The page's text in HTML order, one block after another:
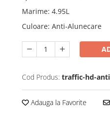
Marime: 4.95L
Culoare: Anti-Alunecare
Cod Produs: traffic-hd-
Adauga la Favorite